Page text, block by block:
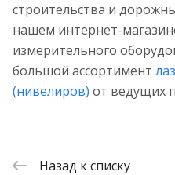
строительства и
нашем интернет-
измерительного
большой ассортимент
(нивелиров) от ведущих
Назад к списку